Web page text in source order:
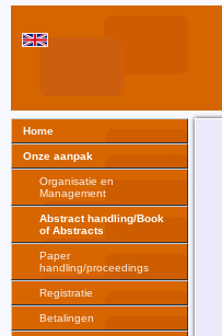
Home
Onze aanpak
Organisatie en
Management
Abstract handling/Book
of Abstracts
Paper
handling/proceedings
Registratie
Betalingen